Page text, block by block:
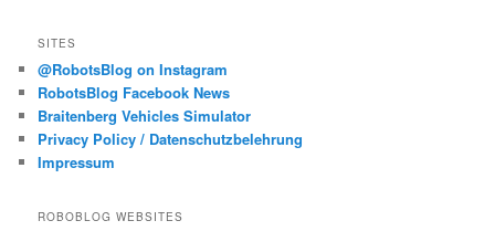
SITES
@RobotsBlog on Instagram
RobotsBlog Facebook News
Braitenberg Vehicles Simulator
Privacy Policy / Datenschutzbelehrung
Impressum
ROBOBLOG WEBSITES